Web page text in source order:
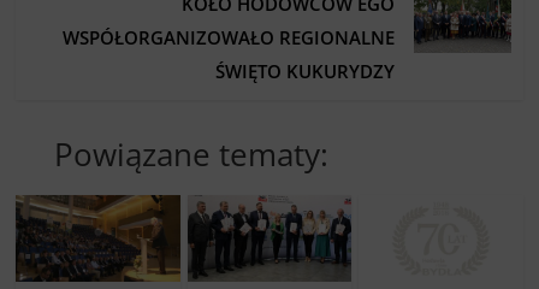
WSPÓŁORGANIZOWAŁO REGIONALNE
ŚWIĘTO KUKURYDZY
Powiązane tematy: